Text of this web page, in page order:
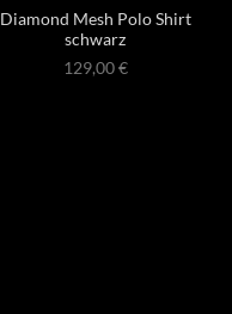
Diamond Mesh Polo Shirt
schwarz
129,00€